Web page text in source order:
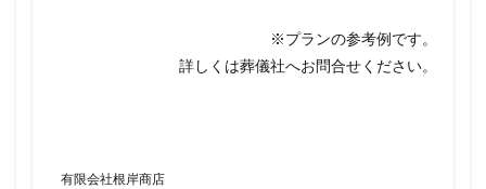
※プランの参考例です。
詳しくは葬儀社へお問合せください。
有限会社根岸商店